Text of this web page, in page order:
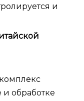
и
обработке